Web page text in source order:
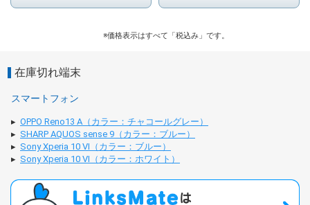
価格表示はすべて「税込み」です。
在庫切れ端末
スマートフォン
OPPO Reno13 A（カラー：チャコールグレー）
SHARP AQUOS sense 9（カラー：ブルー）
Sony Xperia 10 VI（カラー：ブルー）
Sony Xperia 10 VI（カラー：ホワイト）